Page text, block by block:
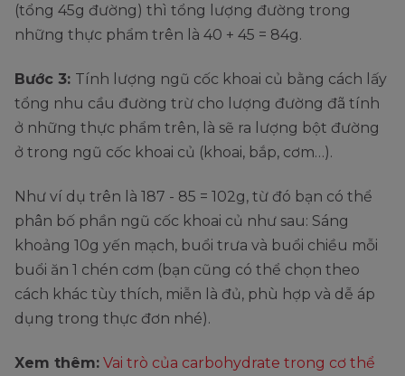
(tổng 45g đường) thì tổng lượng đường trong
những thực phẩm trên là 40 + 45 = 84g.
Bước 3: Tính lượng ngũ cốc khoai củ bằng cách lấy
tổng nhu cầu đường trừ cho lượng đường đã tính
ở những thực phẩm trên, là sẽ ra lượng bột đường
ở trong ngũ cốc khoai củ (khoai, bắp, cơm…).
Như ví dụ trên là 187 - 85 = 102g, từ đó bạn có thể
phân bố phần ngũ cốc khoai củ như sau: Sáng
khoảng 10g yến mạch, buổi trưa và buổi chiều mỗi
buổi ăn 1 chén cơm (bạn cũng có thể chọn theo
cách khác tùy thích, miễn là đủ, phù hợp và dễ áp
dụng trong thực đơn nhé).
Xem thêm: Vai trò của carbohydrate trong cơ thể